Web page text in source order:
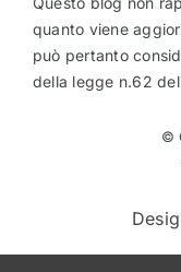
quanto viene
può pertanto
della legge n.62
©